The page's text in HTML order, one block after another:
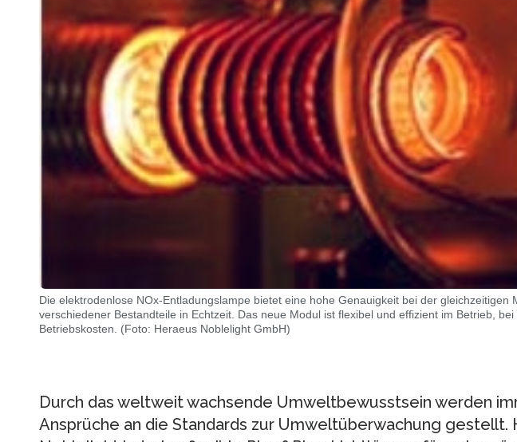
Die elektrodenlose NOx-Entladungslampe bietet eine hohe Genauigkeit bei der gleichzeitigen
verschiedener Bestandteile in Echtzeit. Das neue Modul ist flexibel und effizient im Betrieb,
Betriebskosten. (Foto: Heraeus Noblelight GmbH)
Durch das weltweit wachsende Umweltbewusstsein werden
Ansprüche an die Standards zur Umweltüberwachung gestellt.